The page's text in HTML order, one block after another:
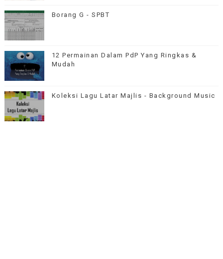
Borang G - SPBT
12 Permainan Dalam PdP Yang Ringkas &
Mudah
Koleksi Lagu Latar Majlis - Background Music